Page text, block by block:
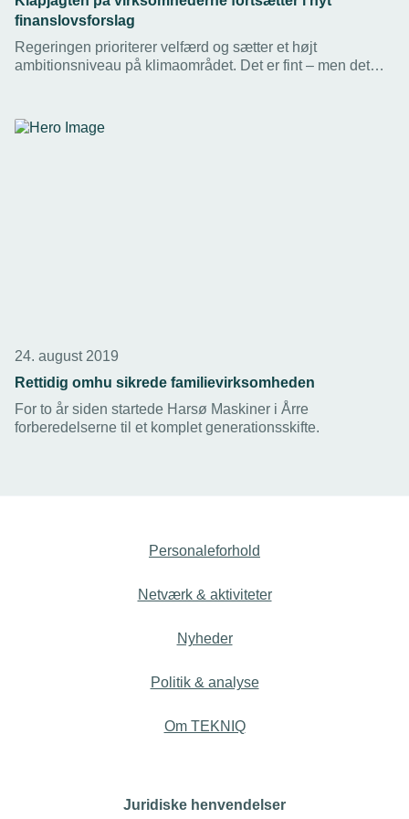
finanslovsforslag
Regeringen prioriterer velfærd og sætter et højt
ambitionsniveau på klimaområdet. Det er fint – men det
24. august 2019
Rettidig omhu sikrede familievirksomheden
For to år siden startede Harsø Maskiner i Årre
forberedelserne til et komplet generationsskifte.
Personaleforhold
Netværk & aktiviteter
Nyheder
Politik & analyse
Om TEKNIQ
Juridiske henvendelser